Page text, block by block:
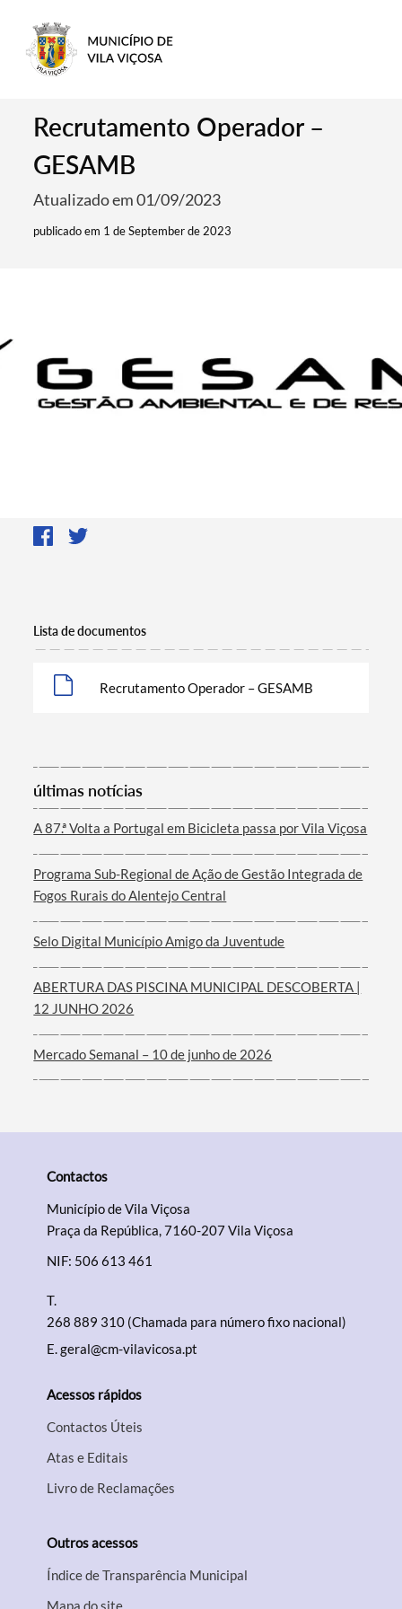
Termo de Pesquisa
Categorias gerais
Filtros
Recrutamento Operador –
GESAMB
Atualizado em 01/09/2023
publicado em 1 de September de 2023
Lista de documentos
Recrutamento Operador – GESAMB
últimas notícias
A 87.ª Volta a Portugal em Bicicleta passa por Vila Viçosa
Programa Sub-Regional de Ação de Gestão Integrada de
Fogos Rurais do Alentejo Central
Selo Digital Município Amigo da Juventude
ABERTURA DAS PISCINA MUNICIPAL DESCOBERTA |
12 JUNHO 2026
Mercado Semanal – 10 de junho de 2026
Contactos
Município de Vila Viçosa
Praça da República, 7160-207 Vila Viçosa
NIF: 506 613 461
T.
268 889 310 (Chamada para número fixo nacional)
E.geral@cm-vilavicosa.pt
Acessos rápidos
Contactos Úteis
Atas e Editais
Livro de Reclamações
Outros acessos
Índice de Transparência Municipal
Mapa do site